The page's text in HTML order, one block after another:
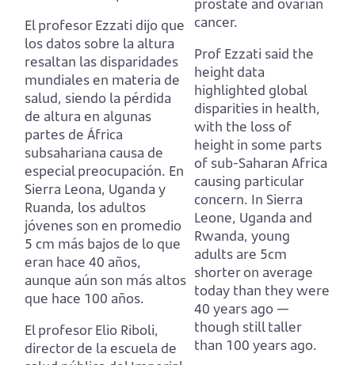
El profesor Ezzati dijo que
los datos sobre la altura
resaltan las disparidades
mundiales en materia de
salud, siendo la pérdida
de altura en algunas
partes de África
subsahariana causa de
especial preocupación. En
Sierra Leona, Uganda y
Ruanda, los adultos
jóvenes son en promedio
5 cm más bajos de lo que
eran hace 40 años,
aunque aún son más altos
que hace 100 años.
El profesor Elio Riboli,
director de la escuela de
prostate and ovarian
cancer.
Prof Ezzati said the
height data
highlighted global
disparities in health,
with the loss of
height in some parts
of sub-Saharan Africa
causing particular
concern. In Sierra
Leone, Uganda and
Rwanda, young
adults are 5cm
shorter on average
today than they were
40 years ago —
though still taller
than 100 years ago.